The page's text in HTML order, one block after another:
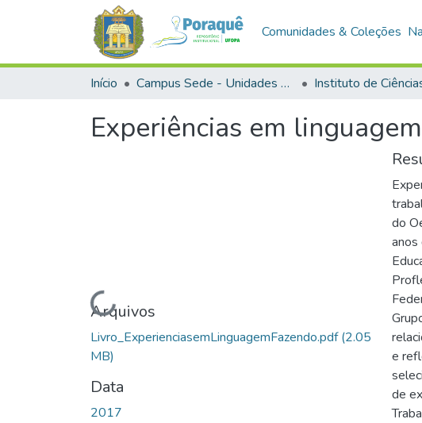
Comunidades & Coleções
Início Campus Sede - Unidades Acadêmicas
Experiências em
Carregando...
Arquivos
Livro_ExperienciasemLinguagemFazendo.pdf(2.05
MB)
Data
2017
do
anos
e
de